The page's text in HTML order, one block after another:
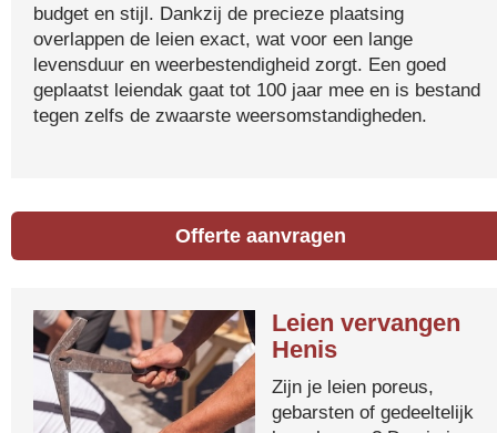
budget en stijl. Dankzij de precieze plaatsing
overlappen de leien exact, wat voor een lange
levensduur en weerbestendigheid zorgt. Een goed
geplaatst leiendak gaat tot 100 jaar mee en is bestand
tegen zelfs de zwaarste weersomstandigheden.
Offerte aanvragen
Leien vervangen
Henis
Zijn je leien poreus,
gebarsten of gedeeltelijk